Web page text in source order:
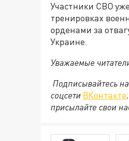
Участники СВО
тренировках
орденами за
Украине.
Уважаемые
Подписывайтесь
соцсети ВКонтакте
присылайте свои